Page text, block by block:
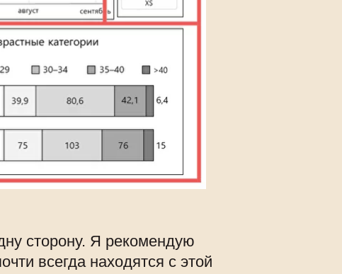
сторону. Я рекомендую
всегда находятся с этой